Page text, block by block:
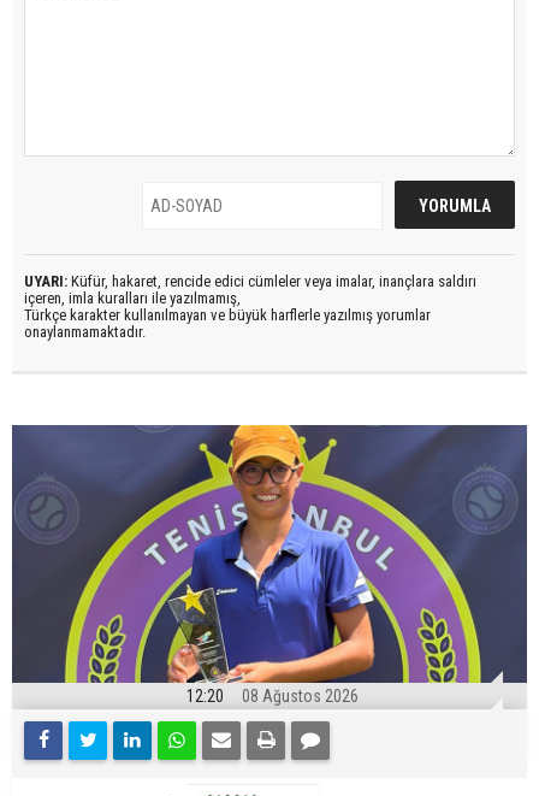
UYARI: Küfür, hakaret, rencide edici cümleler veya imalar, inançlara saldırı
içeren, imla kuralları ile yazılmamış,
Türkçe karakter kullanılmayan ve büyük harflerle yazılmış yorumlar
onaylanmamaktadır.
12:20 08 Ağustos 2026